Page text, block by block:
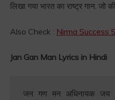
लिखा गया भारत का राष्ट्र गान. जो
Also Check : Nirma Success
Jan Gan Man Lyrics in Hindi
जन गण मन अधिनायक जय